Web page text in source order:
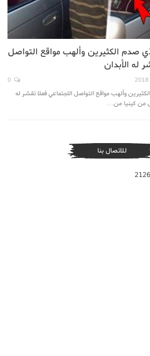
صدم الكثيرين وألهب مواقع التواصل
له الأبدان
وألهب مواقع التواصل الاجتماعي فعلا تقشر له
من كينيا من…
للاتصال بنا